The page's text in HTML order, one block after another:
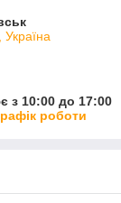
Україна
з 10:00 до 17:00
роботи